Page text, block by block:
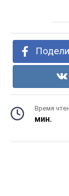
Время
мин.